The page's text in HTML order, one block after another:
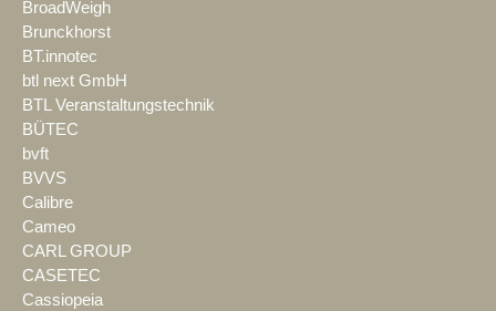
BroadWeigh
Brunckhorst
BT.innotec
btl next GmbH
BTL Veranstaltungstechnik
BÜTEC
bvft
BVVS
Calibre
Cameo
CARL GROUP
CASETEC
Cassiopeia